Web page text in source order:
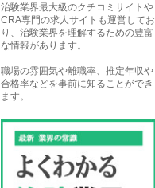
治験業界最大級のクチコミサイトや
CRA専門の求人サイトも運営してお
り、治験業界を理解するための豊富
な情報があります。
職場の雰囲気や離職率、推定年収や
合格率などを事前に知ることができ
ます。